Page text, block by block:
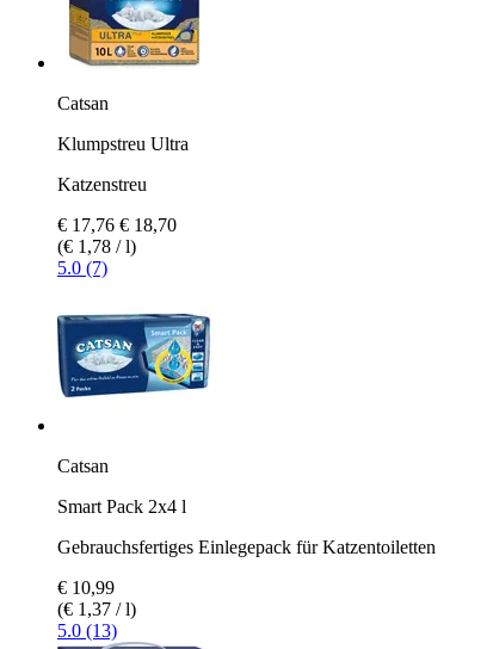
Catsan
Klumpstreu Ultra
Katzenstreu
€ 17,76 € 18,70
(€ 1,78 / l)
5.0 (7)
Catsan
Smart Pack 2x4 l
Gebrauchsfertiges Einlegepack für Katzentoiletten
€ 10,99
(€ 1,37 / l)
5.0 (13)